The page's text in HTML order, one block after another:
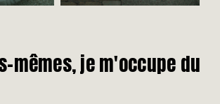
mêmes, je m'occupe du